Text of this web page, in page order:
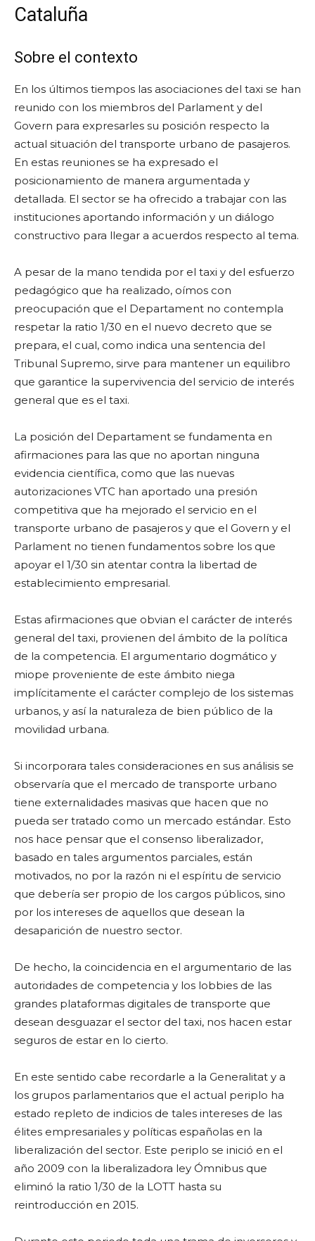
Cataluña
Sobre el contexto
En los últimos tiempos las asociaciones del taxi se han
reunido con los miembros del Parlament y del
Govern para expresarles su posición respecto la
actual situación del transporte urbano de pasajeros.
En estas reuniones se ha expresado el
posicionamiento de manera argumentada y
detallada. El sector se ha ofrecido a trabajar con las
instituciones aportando información y un diálogo
constructivo para llegar a acuerdos respecto al tema.
A pesar de la mano tendida por el taxi y del esfuerzo
pedagógico que ha realizado, oímos con
preocupación que el Departament no contempla
respetar la ratio 1/30 en el nuevo decreto que se
prepara, el cual, como indica una sentencia del
Tribunal Supremo, sirve para mantener un equilibro
que garantice la supervivencia del servicio de interés
general que es el taxi.
La posición del Departament se fundamenta en
afirmaciones para las que no aportan ninguna
evidencia científica, como que las nuevas
autorizaciones VTC han aportado una presión
competitiva que ha mejorado el servicio en el
transporte urbano de pasajeros y que el Govern y el
Parlament no tienen fundamentos sobre los que
apoyar el 1/30 sin atentar contra la libertad de
establecimiento empresarial.
Estas afirmaciones que obvian el carácter de interés
general del taxi, provienen del ámbito de la política
de la competencia. El argumentario dogmático y
miope proveniente de este ámbito niega
implícitamente el carácter complejo de los sistemas
urbanos, y así la naturaleza de bien público de la
movilidad urbana.
Si incorporara tales consideraciones en sus análisis se
observaría que el mercado de transporte urbano
tiene externalidades masivas que hacen que no
pueda ser tratado como un mercado estándar. Esto
nos hace pensar que el consenso liberalizador,
basado en tales argumentos parciales, están
motivados, no por la razón ni el espíritu de servicio
que debería ser propio de los cargos públicos, sino
por los intereses de aquellos que desean la
desaparición de nuestro sector.
De hecho, la coincidencia en el argumentario de las
autoridades de competencia y los lobbies de las
grandes plataformas digitales de transporte que
desean desguazar el sector del taxi, nos hacen estar
seguros de estar en lo cierto.
En este sentido cabe recordarle a la Generalitat y a
los grupos parlamentarios que el actual periplo ha
estado repleto de indicios de tales intereses de las
élites empresariales y políticas españolas en la
liberalización del sector. Este periplo se inició en el
año 2009 con la liberalizadora ley Ómnibus que
eliminó la ratio 1/30 de la LOTT hasta su
reintroducción en 2015.